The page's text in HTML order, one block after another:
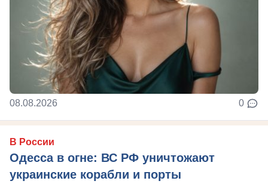
08.08.2026 0
В России
Одесса в огне: ВС РФ уничтожают
украинские корабли и порты